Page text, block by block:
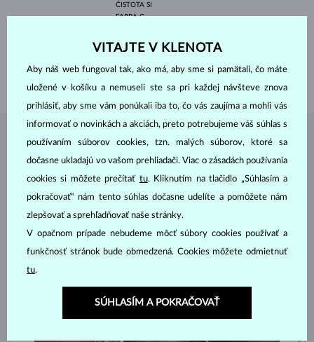
ČISTOTA SI
FARBAG
ŠPERKY ZATELIÉRU KLENOTA
VITAJTE V KLENOTA
Aby náš web fungoval tak, ako má, aby sme si pamätali, čo máte
uložené v košíku a nemuseli ste sa pri každej návšteve znova
prihlásiť, aby sme vám ponúkali iba to, čo vás zaujíma a mohli vás
informovať o novinkách a akciách, preto potrebujeme váš súhlas s
používaním súborov cookies, tzn. malých súborov, ktoré sa
dočasne ukladajú vo vašom prehliadači. Viac o zásadách používania
cookies si môžete prečítať tu. Kliknutím na tlačidlo „Súhlasím a
pokračovať“ nám tento súhlas dočasne udelíte a pomôžete nám
zlepšovať a sprehľadňovať naše stránky.
V opačnom prípade nebudeme môcť súbory cookies používať a
funkčnosť stránok bude obmedzená. Cookies môžete odmietnuť
tu.
SÚHLASÍM A POKRAČOVAŤ